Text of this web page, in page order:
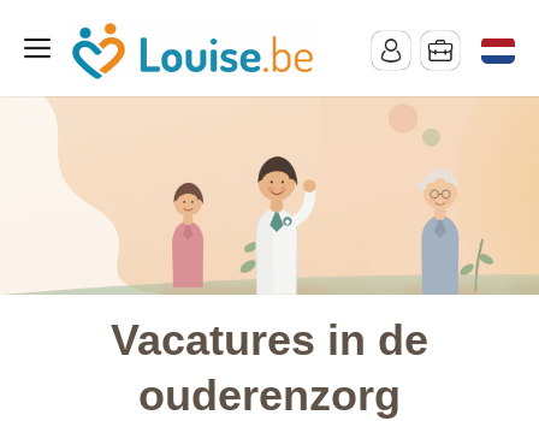
Vacatures in de
ouderenzorg